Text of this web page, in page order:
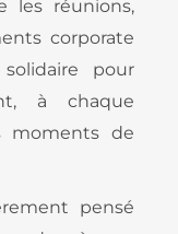
les réunions,
corporate
pour
à chaque
moments de
pensé